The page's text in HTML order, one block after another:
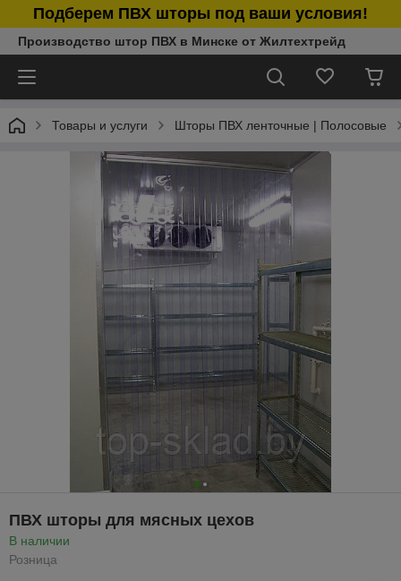
Подберем ПВХ шторы под ваши условия!
Производство штор ПВХ в Минске от Жилтехтрейд
Товары и услуги Шторы ПВХ ленточные | Полосовые
ПВХ шторы для мясных цехов
В наличии
Розница